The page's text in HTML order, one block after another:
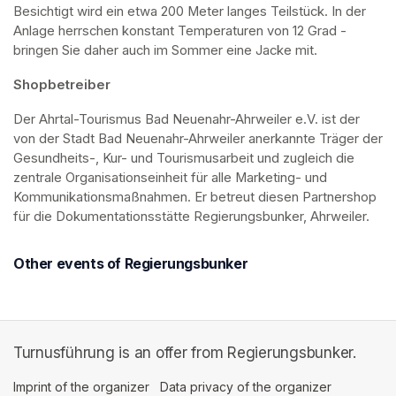
Besichtigt wird ein etwa 200 Meter langes Teilstück. In der
Anlage herrschen konstant Temperaturen von 12 Grad -
bringen Sie daher auch im Sommer eine Jacke mit.
Shopbetreiber
Der Ahrtal-Tourismus Bad Neuenahr-Ahrweiler e.V. ist der
von der Stadt Bad Neuenahr-Ahrweiler anerkannte Träger der
Gesundheits-, Kur- und Tourismusarbeit und zugleich die
zentrale Organisationseinheit für alle Marketing- und
Kommunikationsmaßnahmen. Er betreut diesen Partnershop
für die Dokumentationsstätte Regierungsbunker, Ahrweiler.
Other events of Regierungsbunker
Turnusführung is an offer from Regierungsbunker.
Imprint of the organizer (opens in a new tab)
Data privacy of the organizer